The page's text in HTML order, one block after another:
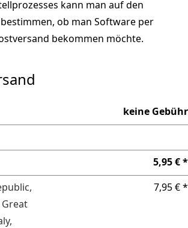
kann man auf den
ob man Software per
bekommen möchte.
keine Gebühr
5,95 € *
7,95 € *